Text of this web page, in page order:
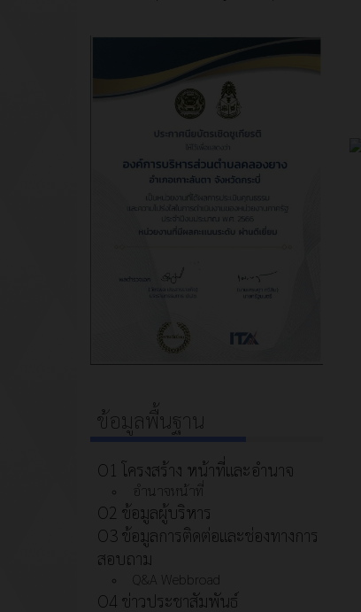
ข้อมูลพื้นฐาน
O1 โครงสร้าง หน้าที่และอำนาจ
อำนาจหน้าที่
O2 ข้อมูลผู้บริหาร
O3 ข้อมูลการติดต่อและช่องทางการ
สอบถาม
Q&A Webbroad
O4 ข่าวประชาสัมพันธ์